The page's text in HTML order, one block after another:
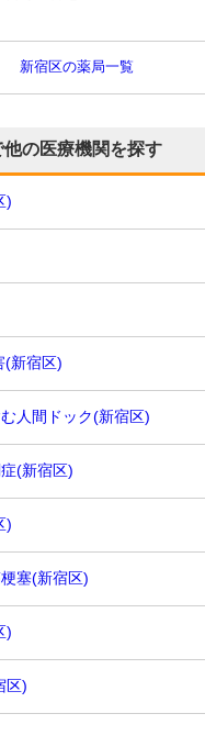
新宿区の薬局一覧
他の医療機関を探す
)
(新宿区)
人間ドック(新宿区)
(新宿区)
)
塞(新宿区)
)
区)